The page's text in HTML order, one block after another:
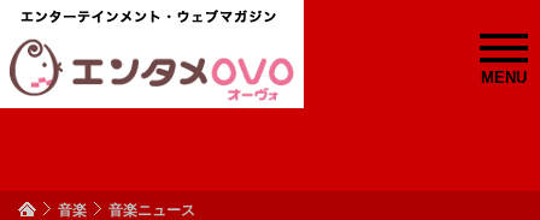
MENU
音楽 音楽ニュース